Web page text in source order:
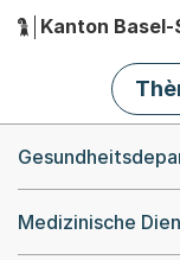
Hauptnavigation
Kanton
Medizinische